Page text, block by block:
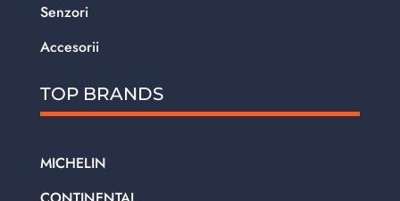
Senzori
Accesorii
TOP BRANDS
MICHELIN